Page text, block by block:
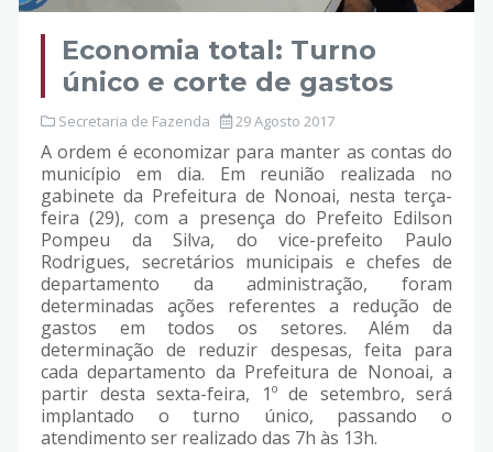
Economia total: Turno
único e corte de gastos
Secretaria de Fazenda 29 Agosto 2017
A ordem é economizar para manter as contas do
município em dia. Em reunião realizada no
gabinete da Prefeitura de Nonoai, nesta terça-
feira (29), com a presença do Prefeito Edilson
Pompeu da Silva, do vice-prefeito Paulo
Rodrigues, secretários municipais e chefes de
departamento da administração, foram
determinadas ações referentes a redução de
gastos em todos os setores. Além da
determinação de reduzir despesas, feita para
cada departamento da Prefeitura de Nonoai, a
partir desta sexta-feira, 1º de setembro, será
implantado o turno único, passando o
atendimento ser realizado das 7h às 13h.